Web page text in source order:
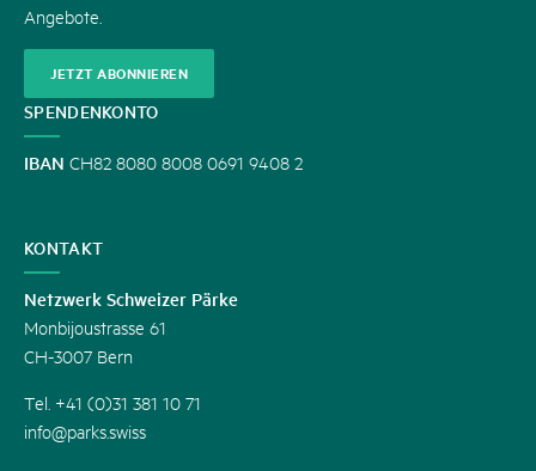
Angebote.
JETZT ABONNIEREN
SPENDENKONTO
IBAN CH82 8080 8008 0691 9408 2
KONTAKT
Netzwerk Schweizer Pärke
Monbijoustrasse 61
CH-3007 Bern
Tel. +41 (0)31 381 10 71
info@parks.swiss